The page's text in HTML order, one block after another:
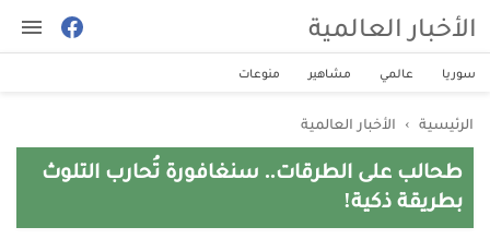
الأخبار العالمية
سوريا عالمي مشاهير منوعات
الرئيسية › الأخبار العالمية
طحالب على الطرقات.. سنغافورة تُحارب التلوث
بطريقة ذكية!